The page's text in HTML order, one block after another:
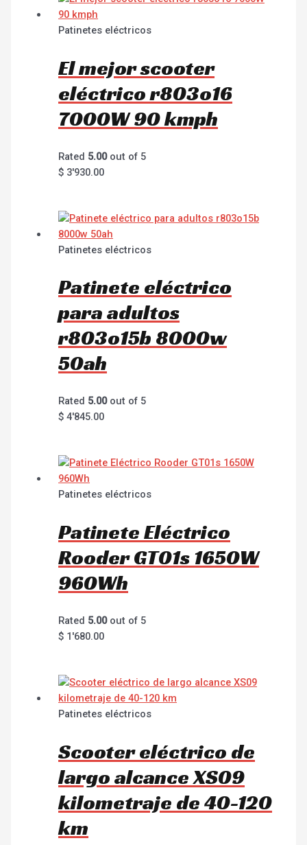
Patinetes eléctricos
El mejor scooter
eléctrico r803o16
7000W 90 kmph
Rated 5.00out of 5
$ 3'930.00
Patinetes eléctricos
Patinete eléctrico
para adultos
r803o15b 8000w
50ah
Rated 5.00out of 5
$ 4'845.00
Patinetes eléctricos
Patinete Eléctrico
Rooder GT01s 1650W
960Wh
Rated 5.00out of 5
$ 1'680.00
Patinetes eléctricos
Scooter eléctrico de
largo alcance XS09
kilometraje de 40-120
km